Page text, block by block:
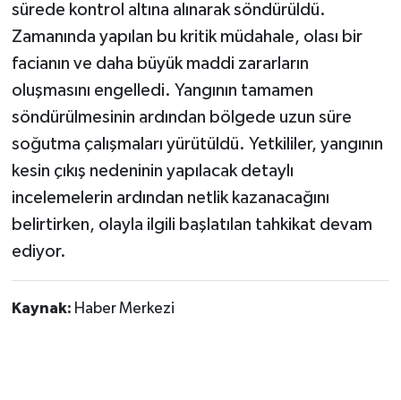
sürede kontrol altına alınarak söndürüldü.
Zamanında yapılan bu kritik müdahale, olası bir
facianın ve daha büyük maddi zararların
oluşmasını engelledi. Yangının tamamen
söndürülmesinin ardından bölgede uzun süre
soğutma çalışmaları yürütüldü. Yetkililer, yangının
kesin çıkış nedeninin yapılacak detaylı
incelemelerin ardından netlik kazanacağını
belirtirken, olayla ilgili başlatılan tahkikat devam
ediyor.
Kaynak: Haber Merkezi